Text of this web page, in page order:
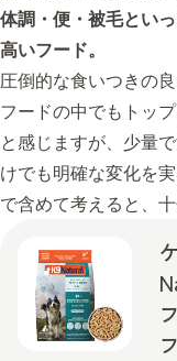
体調・便・被毛とい
高いフード。
圧倒的な食いつきの
フードの中でもトッ
と感じますが、少量
けでも明確な変化を
で含めて考えると、